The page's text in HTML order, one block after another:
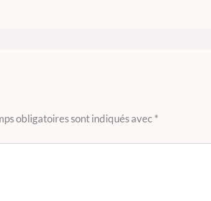
obligatoires sont indiqués avec*